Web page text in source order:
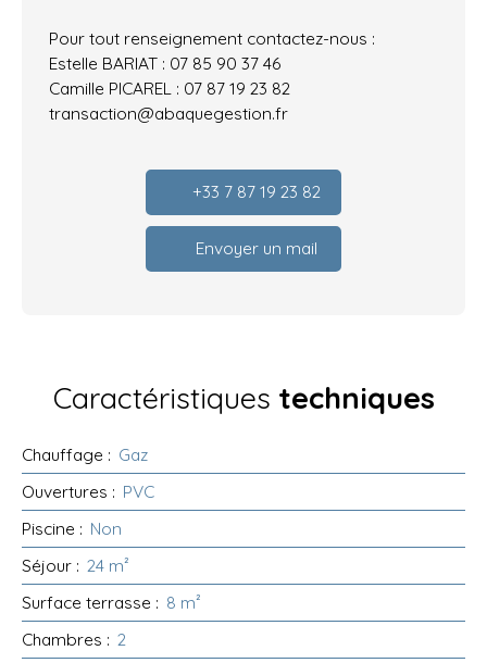
Pour tout renseignement contactez-nous :
Estelle BARIAT : 07 85 90 37 46
Camille PICAREL : 07 87 19 23 82
transaction@abaquegestion.fr
+33 7 87 19 23 82
Envoyer un mail
Caractéristiques techniques
Chauffage : Gaz
Ouvertures : PVC
Piscine : Non
Séjour : 24 m²
Surface terrasse : 8 m²
Chambres : 2